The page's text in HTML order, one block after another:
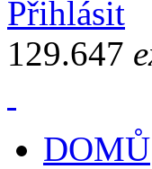
Přihlásit
129.647
DOMŮ